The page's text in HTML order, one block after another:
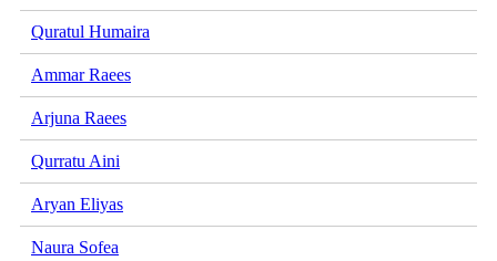
Quratul Humaira
Ammar Raees
Arjuna Raees
Qurratu Aini
Aryan Eliyas
Naura Sofea